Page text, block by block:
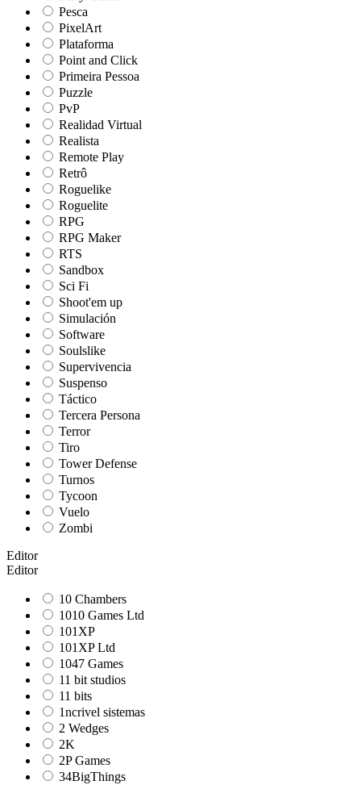
Pesca
PixelArt
Plataforma
Point and Click
Primeira Pessoa
Puzzle
PvP
Realidad Virtual
Realista
Remote Play
Retrô
Roguelike
Roguelite
RPG
RPG Maker
RTS
Sandbox
Sci Fi
Shoot'em up
Simulación
Software
Soulslike
Supervivencia
Suspenso
Táctico
Tercera Persona
Terror
Tiro
Tower Defense
Turnos
Tycoon
Vuelo
Zombi
Editor
Editor
10 Chambers
1010 Games Ltd
101XP
101XP Ltd
1047 Games
11 bit studios
11 bits
1ncrivel sistemas
2 Wedges
2K
2P Games
34BigThings